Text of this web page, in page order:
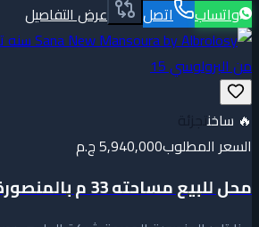
واتساب
اتصل عرض التفاصيل
🔥 ساخنتجزئة
السعر المطلوب5,940,000 ج.م
محل للبيع مساحته 33 م بالمنصورة الجديدة